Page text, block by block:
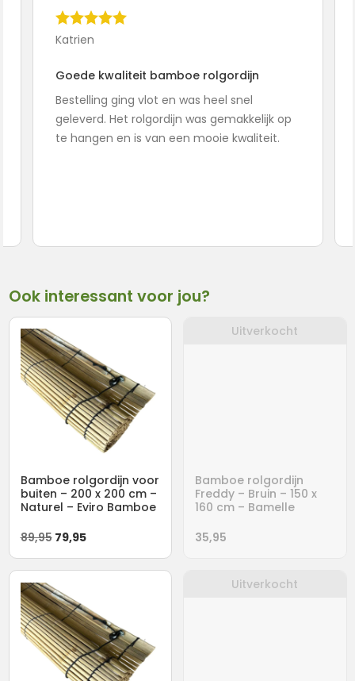
Katrien
Goede kwaliteit bamboe rolgordijn
Bestelling ging vlot en was heel snel
geleverd. Het rolgordijn was gemakkelijk op
te hangen en is van een mooie kwaliteit.
Ook interessant voor jou?
Bamboe rolgordijn voor
buiten – 200 x 200 cm –
Naturel – Eviro Bamboe
89,95 Oorspronkelijke
prijs
was:
89,95.
79,95Huidige
prijs
is:
Uitverkocht
Bamboe rolgordijn
Freddy – Bruin – 150 x
160 cm – Bamelle
35,95
Uitverkocht